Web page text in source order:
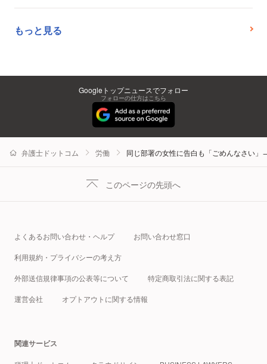
もっと見る
Googleトップニュースでフォロー
フォローの仕方はこちら
弁護士ドットコム 労働 同じ部署の女性に告白も「ごめんなさい
このページの先頭へ
よくあるお問い合わせ・ヘルプ お問い合わせ窓口
利用規約・プライバシーの考え方
外部送信規律事項の公表等について 特定商取引法に関する表記
運営会社 オプトアウトに関する情報
関連サービス